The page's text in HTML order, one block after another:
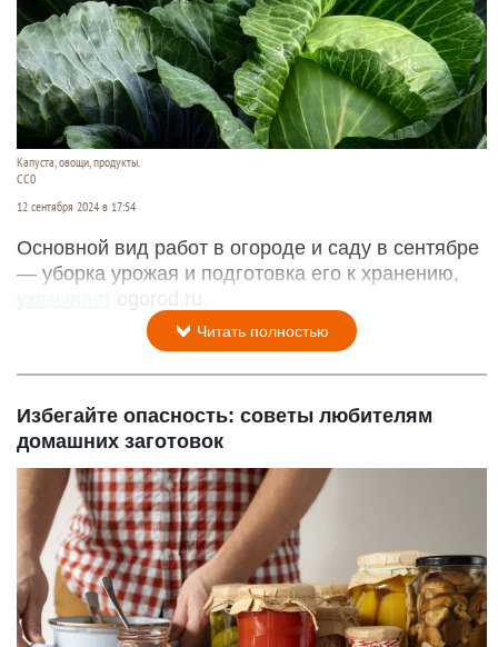
Капуста, овощи, продукты.
СС0
12 сентября 2024 в 17:54
Основной вид работ в огороде и саду в сентябре
— уборка урожая и подготовка его к хранению,
указывает
ogorod.ru.
Читать полностью
Избегайте опасность: советы любителям
домашних заготовок